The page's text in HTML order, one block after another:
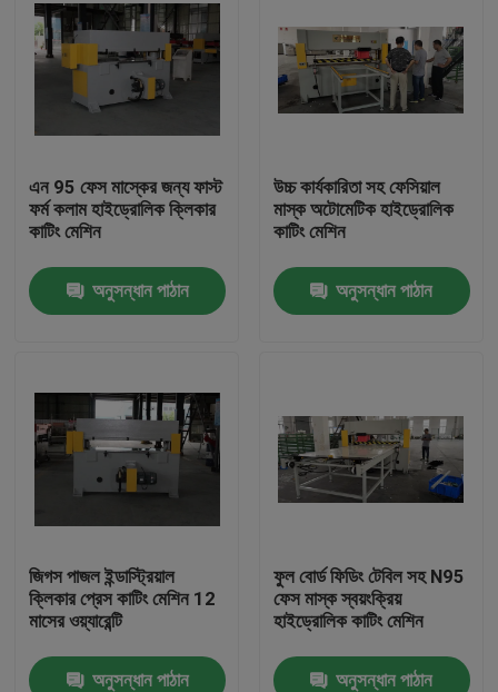
পণ্য
আমাদের সম্পর্কে
কারখানা ভ্রমণ
মান নিয়ন্ত্রণ
এন 95 ফেস মাস্কের জন্য ফাস্ট
ফর্ম কলাম হাইড্রোলিক ক্লিকার
কাটিং মেশিন
অনুসন্ধান পাঠান
উচ্চ কার্যকারিতা সহ ফেসিয়াল
মাস্ক অটোমেটিক হাইড্রোলিক
কাটিং মেশিন
অনুসন্ধান পাঠান
জিগস পাজল ইন্ডাস্ট্রিয়াল
ক্লিকার প্রেস কাটিং মেশিন 12
মাসের ওয়্যারেন্টি
অনুসন্ধান পাঠান
ফুল বোর্ড ফিডিং টেবিল সহ N95
ফেস মাস্ক স্বয়ংক্রিয়
হাইড্রোলিক কাটিং মেশিন
অনুসন্ধান পাঠান